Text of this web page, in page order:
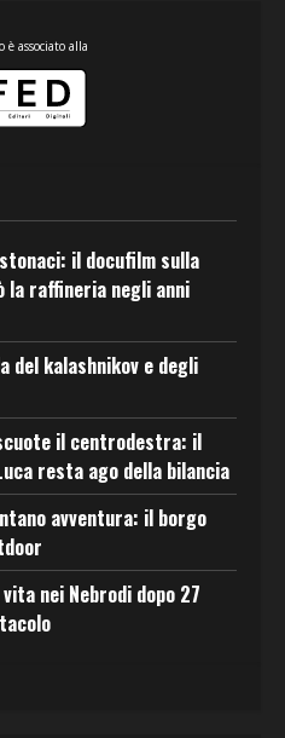
è associato alla
il docufilm sulla
raffineria negli anni
del kalashnikov e degli
il centrodestra: il
resta ago della bilancia
avventura: il borgo
nei Nebrodi dopo 27